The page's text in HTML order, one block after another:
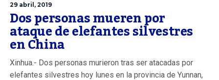
29 abril, 2019
Dos personas mueren por
ataque de elefantes silvestres
en China
Xinhua.- Dos personas murieron tras ser atacadas por
elefantes silvestres hoy lunes en la provincia de Yunnan,